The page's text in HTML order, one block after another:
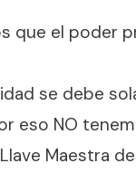
que el poder
se debe
eso NO
Maestra